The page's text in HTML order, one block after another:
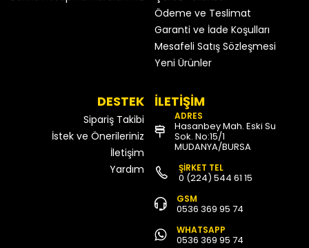
Ödeme ve Teslimat
Garanti ve İade Koşulları
Mesafeli Satış Sözleşmesi
Yeni Ürünler
DESTEK
Sipariş Takibi
İstek ve Önerileriniz
İletişim
Yardım
İLETİŞİM
ADRES
Hasanbey Mah. Eski Su
Sok. No:15/1
MUDANYA/BURSA
ŞİRKET TEL
0 (224) 544 61 15
GSM
0536 369 95 74
WHATSAPP
0536 369 95 74